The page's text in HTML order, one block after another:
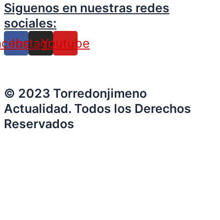
Siguenos en nuestras redes
sociales:
Instagram
Youtube
© 2023 Torredonjimeno
Actualidad. Todos los Derechos
Reservados